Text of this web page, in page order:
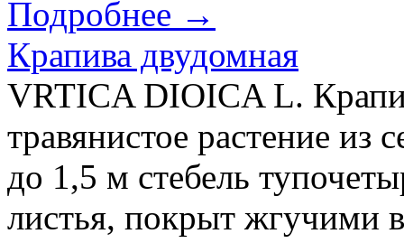
Подробнее →
Крапива двудомная
VRTICA DIOICA L.
травянистое растение из
до 1,5 м стебель
листья, покрыт жгучими